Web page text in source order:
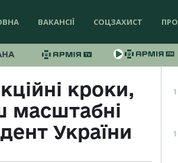
ВАКАНСІЇ СОЦЗАХИСТ
кроки,
масштабні
України